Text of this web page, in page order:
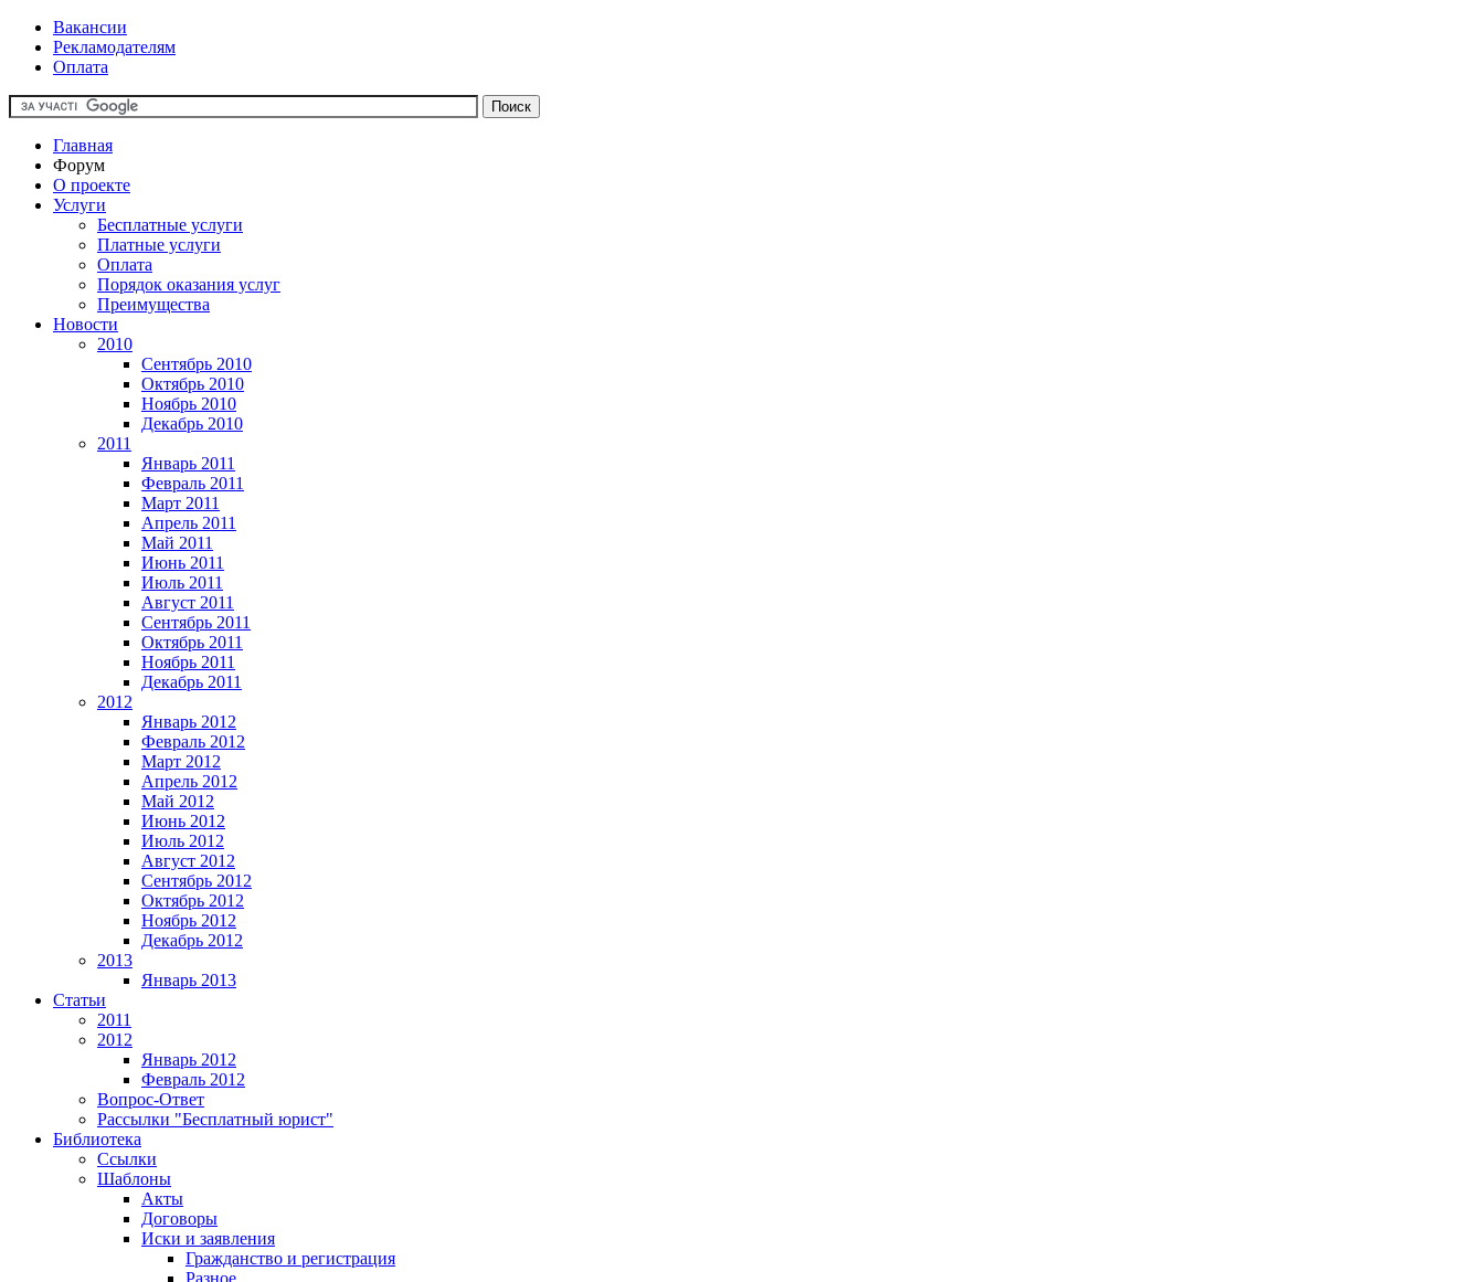
Вакансии
Рекламодателям
Оплата
Главная
Форум
О проекте
Услуги
Бесплатные услуги
Платные услуги
Оплата
Порядок оказания услуг
Преимущества
Новости
2010
Сентябрь 2010
Октябрь 2010
Ноябрь 2010
Декабрь 2010
2011
Январь 2011
Февраль 2011
Март 2011
Апрель 2011
Май 2011
Июнь 2011
Июль 2011
Август 2011
Сентябрь 2011
Октябрь 2011
Ноябрь 2011
Декабрь 2011
2012
Январь 2012
Февраль 2012
Март 2012
Апрель 2012
Май 2012
Июнь 2012
Июль 2012
Август 2012
Сентябрь 2012
Октябрь 2012
Ноябрь 2012
Декабрь 2012
2013
Январь 2013
Статьи
2011
2012
Январь 2012
Февраль 2012
Вопрос-Ответ
Рассылки "Бесплатный юрист"
Библиотека
Ссылки
Шаблоны
Акты
Договоры
Иски и заявления
Гражданство и регистрация
Разное